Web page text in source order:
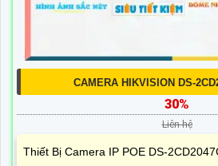
CAMERA HIKVISION DS-
30%
Liên hệ
Thiết Bị Camera IP POE DS-